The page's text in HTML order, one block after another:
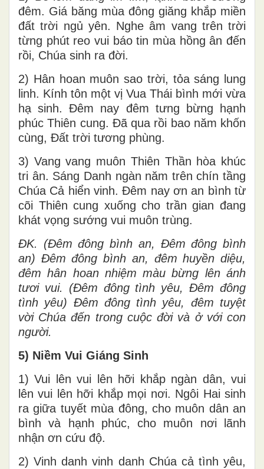
đêm. Giá băng mùa đông giăng khắp miền
đất trời ngủ yên. Nghe âm vang trên trời
từng phút reo vui báo tin mùa hồng ân đến
rồi, Chúa sinh ra đời.
2) Hân hoan muôn sao trời, tỏa sáng lung
linh. Kính tôn một vị Vua Thái bình mới vừa
hạ sinh. Đêm nay đêm tưng bừng hạnh
phúc Thiên cung. Đã qua rồi bao năm khốn
cùng, Đất trời tương phùng.
3) Vang vang muôn Thiên Thần hòa khúc
tri ân. Sáng Danh ngàn năm trên chín tầng
Chúa Cả hiển vinh. Đêm nay ơn an bình từ
cõi Thiên cung xuống cho trần gian đang
khát vọng sướng vui muôn trùng.
ĐK. (Đêm đông bình an, Đêm đông bình
an) Đêm đông bình an, đêm huyền diệu,
đêm hân hoan nhiệm màu bừng lên ánh
tươi vui. (Đêm đông tình yêu, Đêm đông
tình yêu) Đêm đông tình yêu, đêm tuyệt
vời Chúa đến trong cuộc đời và ở với con
người.
5) Niềm Vui Giáng Sinh
1) Vui lên vui lên hỡi khắp ngàn dân, vui
lên vui lên hỡi khắp mọi nơi. Ngôi Hai sinh
ra giữa tuyết mùa đông, cho muôn dân an
bình và hạnh phúc, cho muôn nơi lãnh
nhận ơn cứu độ.
2) Vinh danh vinh danh Chúa cả tình yêu,